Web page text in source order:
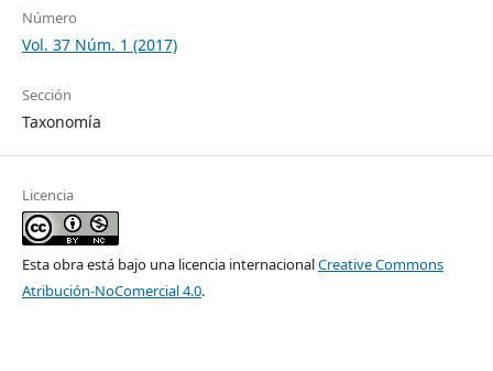
Número
Vol. 37 Núm. 1 (2017)
Sección
Taxonomía
Licencia
Esta obra está bajo una licencia internacionalCreative Commons
Atribución-NoComercial 4.0.